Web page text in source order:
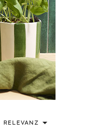
RELEVANZ 